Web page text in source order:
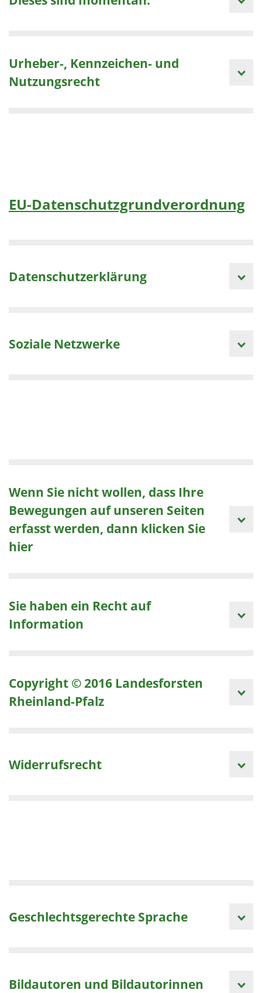
Urheber-, Kennzeichen- und
Nutzungsrecht
EU-Datenschutzgrundverordnung
Datenschutzerklärung
Soziale Netzwerke
Wenn Sie nicht wollen, dass Ihre
Bewegungen auf unseren Seiten
erfasst werden, dann klicken Sie
hier
Sie haben ein Recht auf
Information
Copyright © 2016 Landesforsten
Rheinland-Pfalz
Widerrufsrecht
Geschlechtsgerechte Sprache
Bildautoren und Bildautorinnen